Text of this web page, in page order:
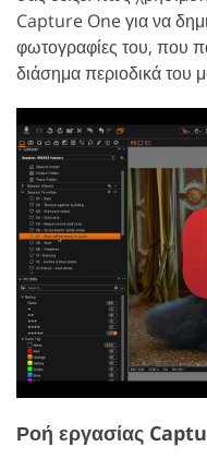
Capture One για να
φωτογραφίες του, που
διάσημα περιοδικά του
Ροή εργασίας